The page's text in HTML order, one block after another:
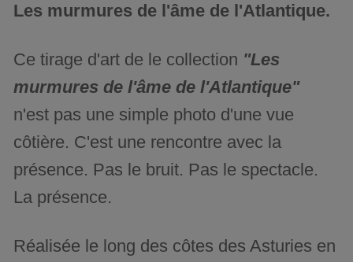
Les murmures de l'âme de l'Atlantique.
Ce tirage d'art de le collection "Les
murmures de l'âme de l'Atlantique"
n'est pas une simple photo d'une vue
côtière. C'est une rencontre avec la
présence. Pas le bruit. Pas le spectacle.
La présence.
Réalisée le long des côtes des Asturies en